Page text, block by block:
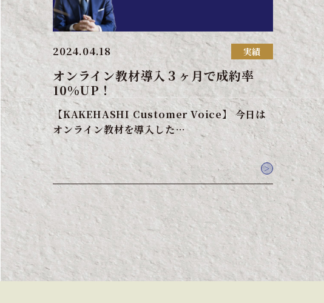
2024.04.18 実績
オンライン教材導入３ヶ月で成約率
10%UP！
【KAKEHASHI Customer Voice】 今日は
オンライン教材を導入した…
＞